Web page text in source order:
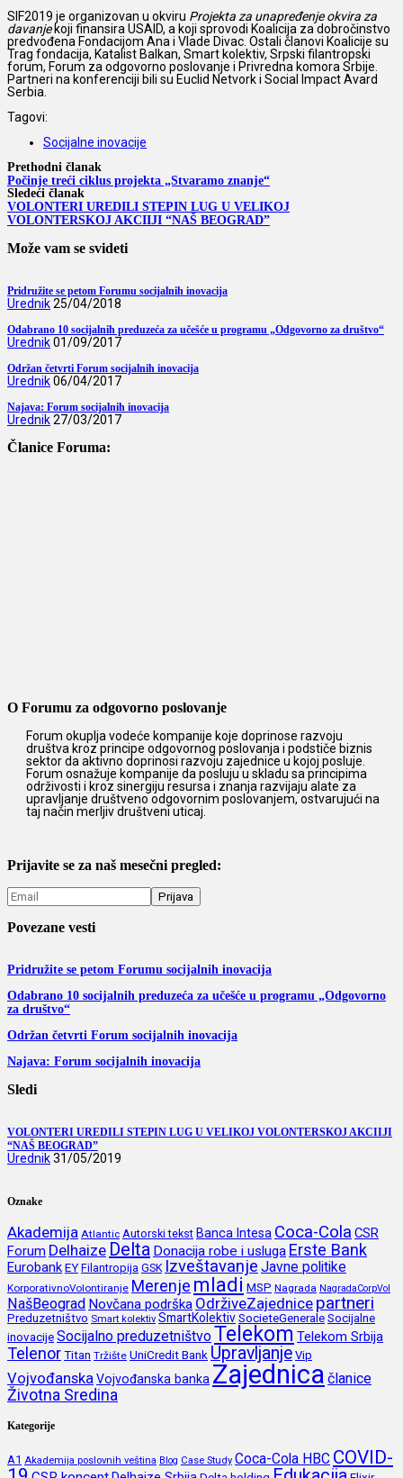
SIF2019 je organizovan u okviru Projekta za unapređenje okvira za
davanjekoji finansira USAID, a koji sprovodi Koalicija za dobročinstvo
predvođena Fondacijom Ana i Vlade Divac. Ostali članovi Koalicije su
Trag fondacija, Katalist Balkan, Smart kolektiv, Srpski filantropski
forum, Forum za odgovorno poslovanje i Privredna komora Srbije.
Partneri na konferenciji bili su Euclid Netvork i Social Impact Avard
Serbia.
Tagovi:
Socijalne inovacije
Prethodni članak
Počinje treći ciklus projekta „Stvaramo znanje“
Sledeći članak
VOLONTERI UREDILI STEPIN LUG U VELIKOJ
VOLONTERSKOJ AKCIIJI “NAŠ BEOGRAD”
Može vam se svideti
Pridružite se petom Forumu socijalnih inovacija
Urednik25/04/2018
Odabrano 10 socijalnih preduzeća za učešće u programu „Odgovorno za društvo“
Urednik01/09/2017
Održan četvrti Forum socijalnih inovacija
Urednik06/04/2017
Najava: Forum socijalnih inovacija
Urednik27/03/2017
Članice Foruma:
O Forumu za odgovorno poslovanje
Forum okuplja vodeće kompanije koje doprinose razvoju
društva kroz principe odgovornog poslovanja i podstiče biznis
sektor da aktivno doprinosi razvoju zajednice u kojoj posluje.
Forum osnažuje kompanije da posluju u skladu sa principima
održivosti i kroz sinergiju resursa i znanja razvijaju alate za
upravljanje društveno odgovornim poslovanjem, ostvarujući na
taj način merljiv društveni uticaj.
Prijavite se za naš mesečni pregled:
Povezane vesti
Pridružite se petom Forumu socijalnih inovacija
Odabrano 10 socijalnih preduzeća za učešće u programu „Odgovorno
za društvo“
Održan četvrti Forum socijalnih inovacija
Najava: Forum socijalnih inovacija
Sledi
VOLONTERI UREDILI STEPIN LUG U VELIKOJ VOLONTERSKOJ AKCIIJI
“NAŠ BEOGRAD”
Urednik31/05/2019
Oznake
Akademija Atlantic Autorski tekst Banca Intesa Coca-Cola CSR
Forum Delhaize Delta Donacija robe i usluga Erste Bank
EurobankEY Filantropija GSK Izveštavanje Javne politike
KorporativnoVolontiranje Merenje mladi MSP Nagrada NagradaCorpVol
NašBeograd Novčana podrška OdrživeZajednice partneri
Preduzetništvo Smart kolektiv SmartKolektivSocieteGeneraleSocijalne
inovacijeSocijalno preduzetništvoTelekom Telekom Srbija
TelenorTitan Tržište UniCredit Bank Upravljanje Vip
VojvođanskaVojvođanska banka Zajednica članice
Životna Sredina
Kategorije
A1 Akademija poslovnih veština Blog Case Study Coca-Cola HBC COVID-